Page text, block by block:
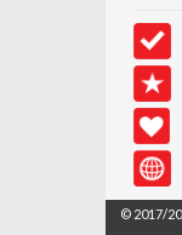
© 2017/